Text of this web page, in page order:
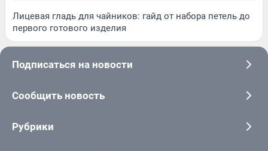
Лицевая гладь для чайников: гайд от набора петель до
первого готового изделия
Подписаться на новости
Сообщить новость
Рубрики